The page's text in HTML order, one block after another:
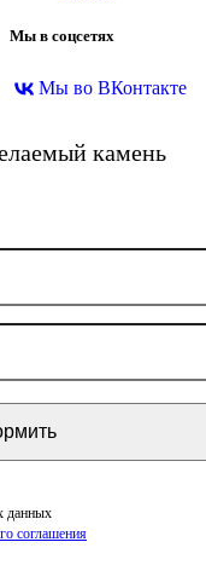
Мы в соцсетях
Мы во ВКонтакте
камень
данных
соглашения